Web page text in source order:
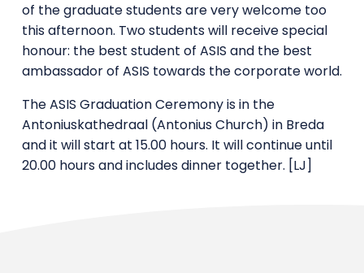
of the graduate students are very welcome too
this afternoon. Two students will receive special
honour: the best student of ASIS and the best
ambassador of ASIS towards the corporate world.
The ASIS Graduation Ceremony is in the
Antoniuskathedraal (Antonius Church) in Breda
and it will start at 15.00 hours. It will continue until
20.00 hours and includes dinner together. [LJ]